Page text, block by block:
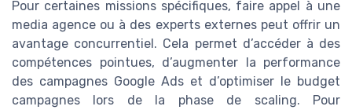
Pour certaines missions spécifiques, faire appel à une
media agence ou à des experts externes peut offrir un
avantage concurrentiel. Cela permet d’accéder à des
compétences pointues, d’augmenter la performance
des campagnes Google Ads et d’optimiser le budget
campagnes lors de la phase de scaling. Pour